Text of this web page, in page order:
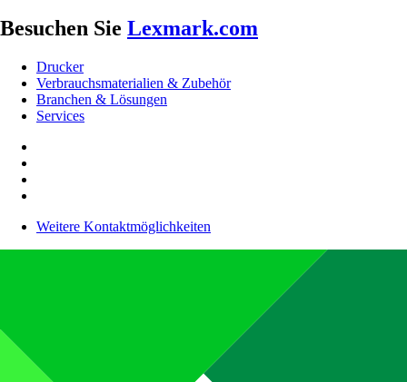
Besuchen Sie Lexmark.com
Drucker
Verbrauchsmaterialien & Zubehör
Branchen & Lösungen
Services
Weitere Kontaktmöglichkeiten